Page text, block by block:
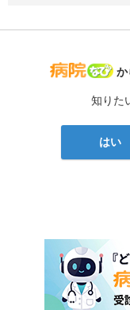
病
か
知りた
はい